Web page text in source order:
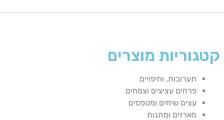
קטגוריות מוצרים
תערובות, וחיפויים
פרחים עציצים וצמחים
עצים שיחים ומטפסים
מארזים ומתנות